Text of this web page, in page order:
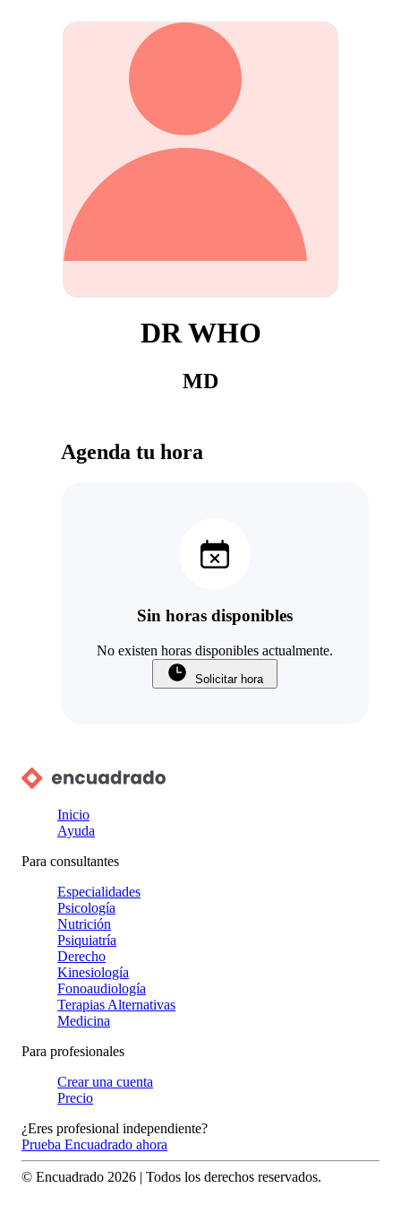
DR WHO
MD
Agenda tu hora
Sin horas disponibles
No existen horas disponibles actualmente.
Solicitar hora
Inicio
Ayuda
Para consultantes
Especialidades
Psicología
Nutrición
Psiquiatría
Derecho
Kinesiología
Fonoaudiología
Terapias Alternativas
Medicina
Para profesionales
Crear una cuenta
Precio
¿Eres profesional independiente?
Prueba Encuadrado ahora
© Encuadrado 2026 | Todos los derechos reservados.